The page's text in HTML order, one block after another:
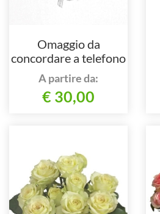
Omaggio da
concordare a telefono
al 3458612268
A partire da:
€ 30,00